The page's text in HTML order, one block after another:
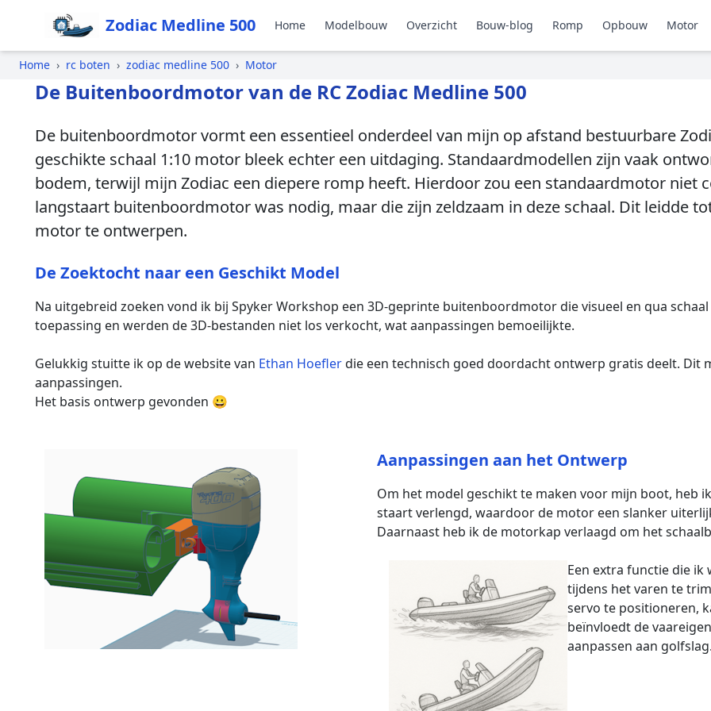
Zodiac Medline 500 Home Modelbouw Overzicht Bouw-blog Romp Opbouw Motor
Home › rc boten › zodiac medline 500 › Motor
De Buitenboordmotor van de RC Zodiac Medline 500
De buitenboordmotor vormt een essentieel onderdeel van mijn op afstand bestuurbare
geschikte schaal 1:10 motor bleek echter een uitdaging. Standaardmodellen zijn vaak
bodem, terwijl mijn Zodiac een diepere romp heeft. Hierdoor zou een standaardmotor niet
langstaart buitenboordmotor was nodig, maar die zijn zeldzaam in deze schaal. Dit leidde
motor te ontwerpen.
De Zoektocht naar een Geschikt Model
Na uitgebreid zoeken vond ik bij Spyker Workshop een 3D-geprinte buitenboordmotor die visueel en qua
toepassing en werden de 3D-bestanden niet los verkocht, wat aanpassingen bemoeilijkte.
Gelukkig stuitte ik op de website van Ethan Hoeflerdie een technisch goed doordacht ontwerp gratis deelt. Dit
aanpassingen.
Het basis ontwerp gevonden 😀
Aanpassingen aan het Ontwerp
Om het model geschikt te maken voor mijn boot, heb
staart verlengd, waardoor de motor een slanker
Daarnaast heb ik de motorkap verlaagd om het
Een extra functie die
tijdens het varen te
servo te positioneren,
beïnvloedt de
aanpassen aan